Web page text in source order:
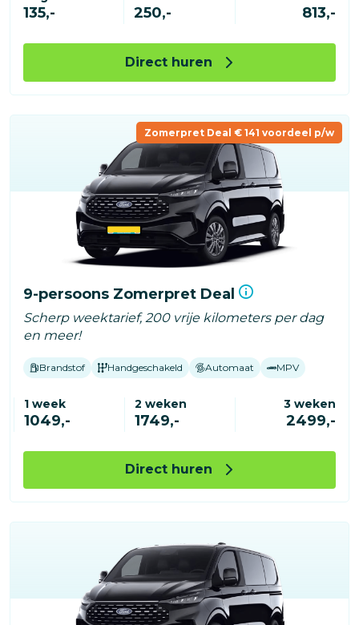
135,- 250,- 813,-
Direct huren
Zomerpret Deal € 141 voordeel p/w
9-persoons Zomerpret Deal
Scherp weektarief, 200 vrije kilometers per dag
en meer!
Brandstof Handgeschakeld Automaat MPV
1 week
1049,-
2 weken
1749,-
3 weken
2499,-
Direct huren